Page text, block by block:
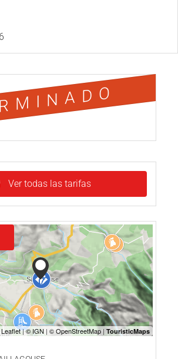
Ver todas las tarifas